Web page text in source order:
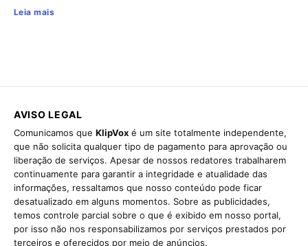
Leia mais
AVISO LEGAL
Comunicamos que KlipVox é um site totalmente independente,
que não solicita qualquer tipo de pagamento para aprovação ou
liberação de serviços. Apesar de nossos redatores trabalharem
continuamente para garantir a integridade e atualidade das
informações, ressaltamos que nosso conteúdo pode ficar
desatualizado em alguns momentos. Sobre as publicidades,
temos controle parcial sobre o que é exibido em nosso portal,
por isso não nos responsabilizamos por serviços prestados por
terceiros e oferecidos por meio de anúncios.